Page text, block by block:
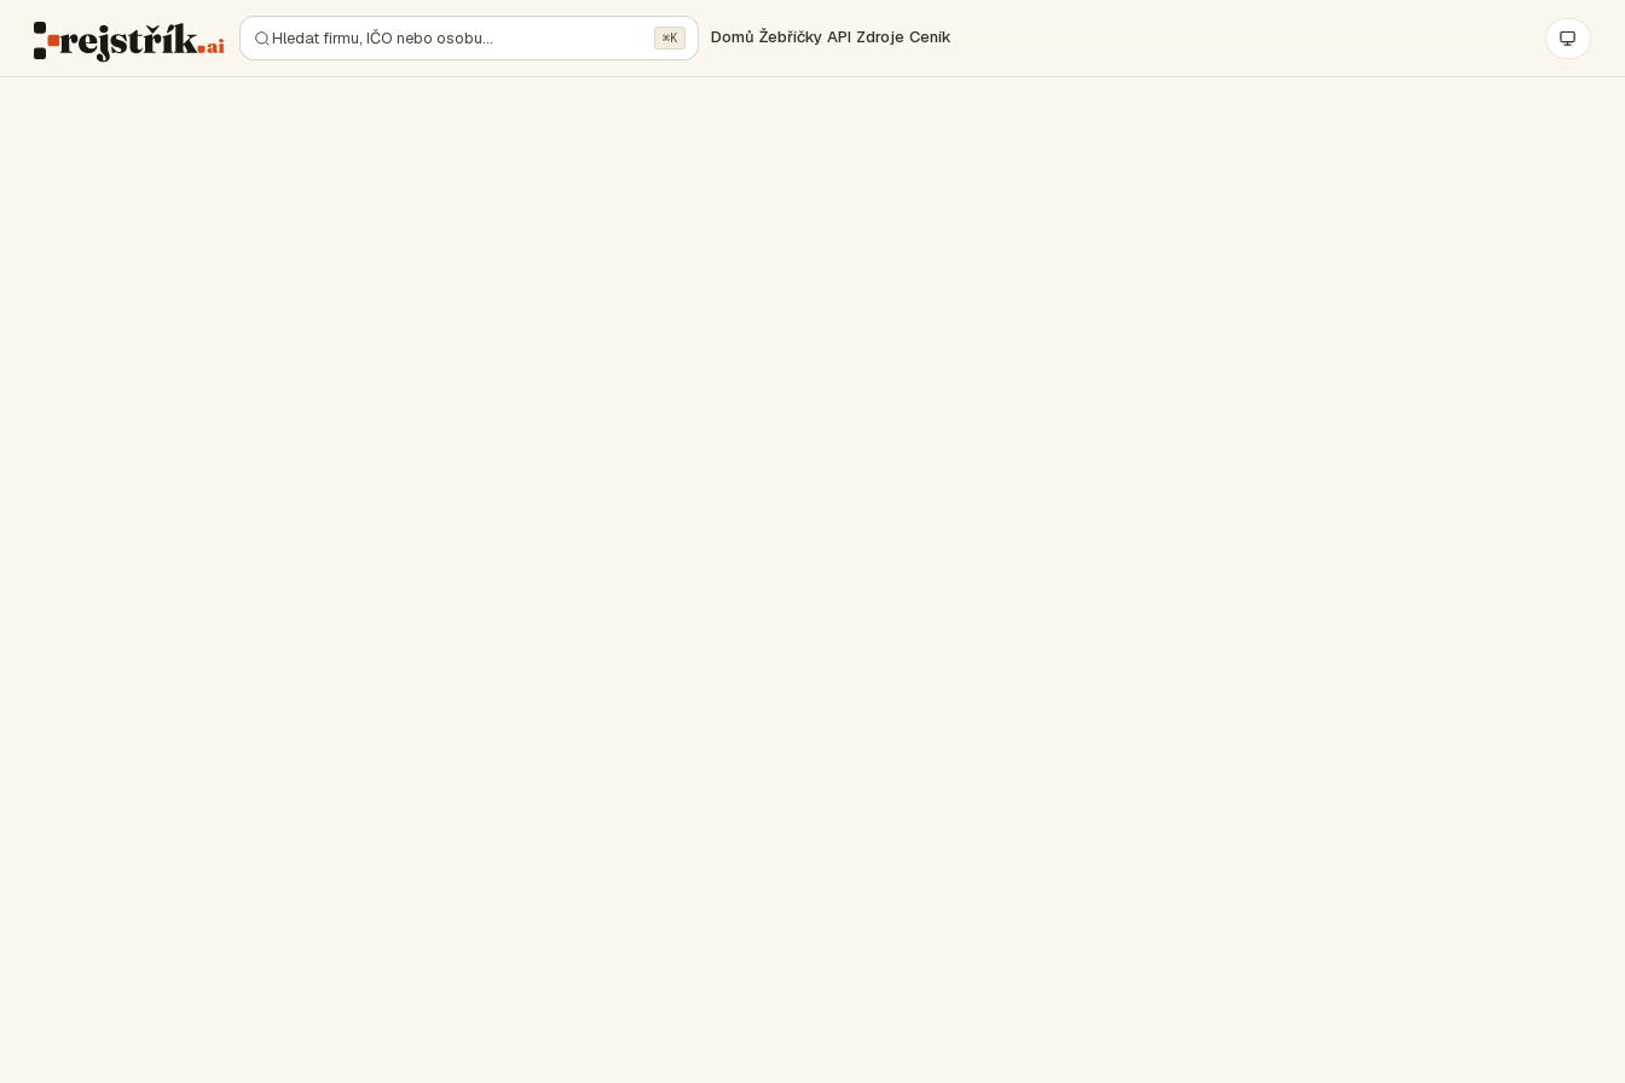
Hledat firmu, IČO nebo osobu… ⌘K Domů Žebříčky API Zdroje Ceník